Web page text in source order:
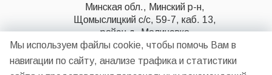
Минская обл., Минский р-н,
Щомыслицкий с/с, 59-7, каб. 13,
район д. Малиновка
НПООО «СИНЕРГИЯ» 223049, Республика Беларусь,
Мы используем файлы cookie, чтобы помочь Вам в
навигации по сайту, анализе трафика и статистики